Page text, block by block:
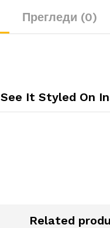
Прегледи (0)
See It Styled On
Related